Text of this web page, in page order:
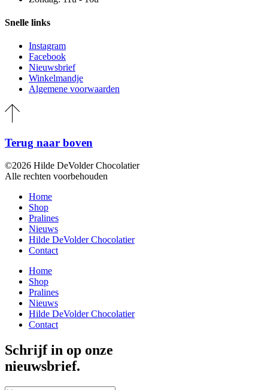
Snelle links
Instagram
Facebook
Nieuwsbrief
Winkelmandje
Algemene voorwaarden
Terug naar boven
©2026 Hilde DeVolder Chocolatier
Alle rechten voorbehouden
Home
Shop
Pralines
Nieuws
Hilde DeVolder Chocolatier
Contact
Home
Shop
Pralines
Nieuws
Hilde DeVolder Chocolatier
Contact
Schrijf in op onze
nieuwsbrief.